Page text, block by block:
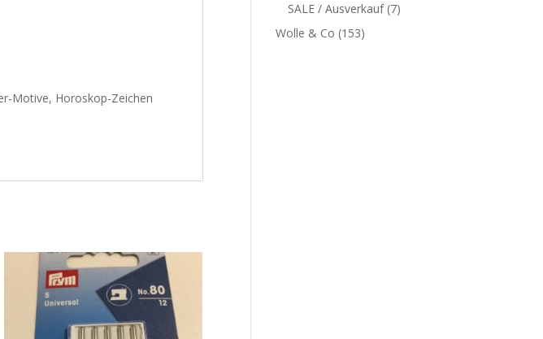
Motive, Horoskop-Zeichen
SALE / Ausverkauf (7)
Wolle & Co (153)